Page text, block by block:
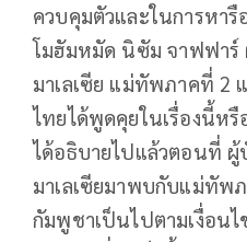
ควบคุมตัวและในการหารื
โมฮัมหมัด นิซัม จาฟฟาร์
มาเลเซีย แม่ทัพภาคที่ 2
ไทยได้พูดคุยในเรื่องนี้หรื
ได้อธิบายไปแล้วตอนที่
มาเลเซียมาพบกับแม่ทัพ
กัมพูชาเป็นไปตามเงื่อน